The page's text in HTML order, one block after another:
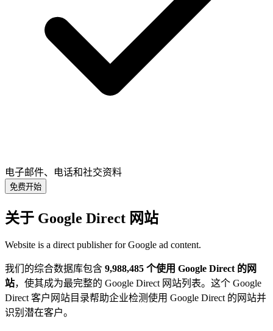
电子邮件、电话和社交资料
免费开始
关于 Google Direct 网站
Website is a direct publisher for Google ad content.
我们的综合数据库包含 9,988,485 个使用 Google Direct 的网
站，使其成为最完整的 Google Direct 网站列表。这个 Google
Direct 客户网站目录帮助企业检测使用 Google Direct 的网站并
识别潜在客户。